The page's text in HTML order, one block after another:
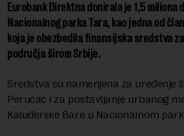
Eurobank Direktna donirala je 1,5 miliona
Nacionalnog parka Tara, kao jedna od
koja je obezbedila finansijska sredstva
područja širom Srbije.
Sredstva su namenjena za uređenje
Perućac i za postavljanje urbanog
Kaluđerske Bare u Nacionalnom